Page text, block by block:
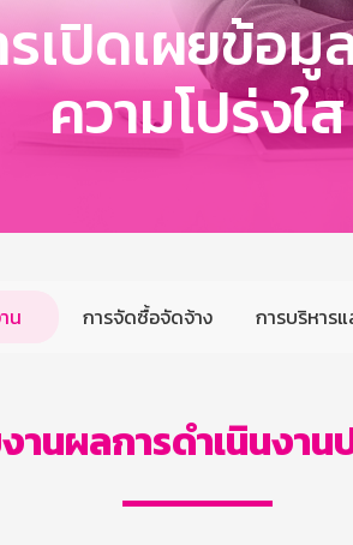
เปิดเผยข้อมู
ความโปร่งใส
น การจัดซื้อจัดจ้าง การบริหาร
านผลการดำเนินงาน